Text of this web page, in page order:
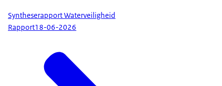
Syntheserapport Waterveiligheid
Rapport18-06-2026